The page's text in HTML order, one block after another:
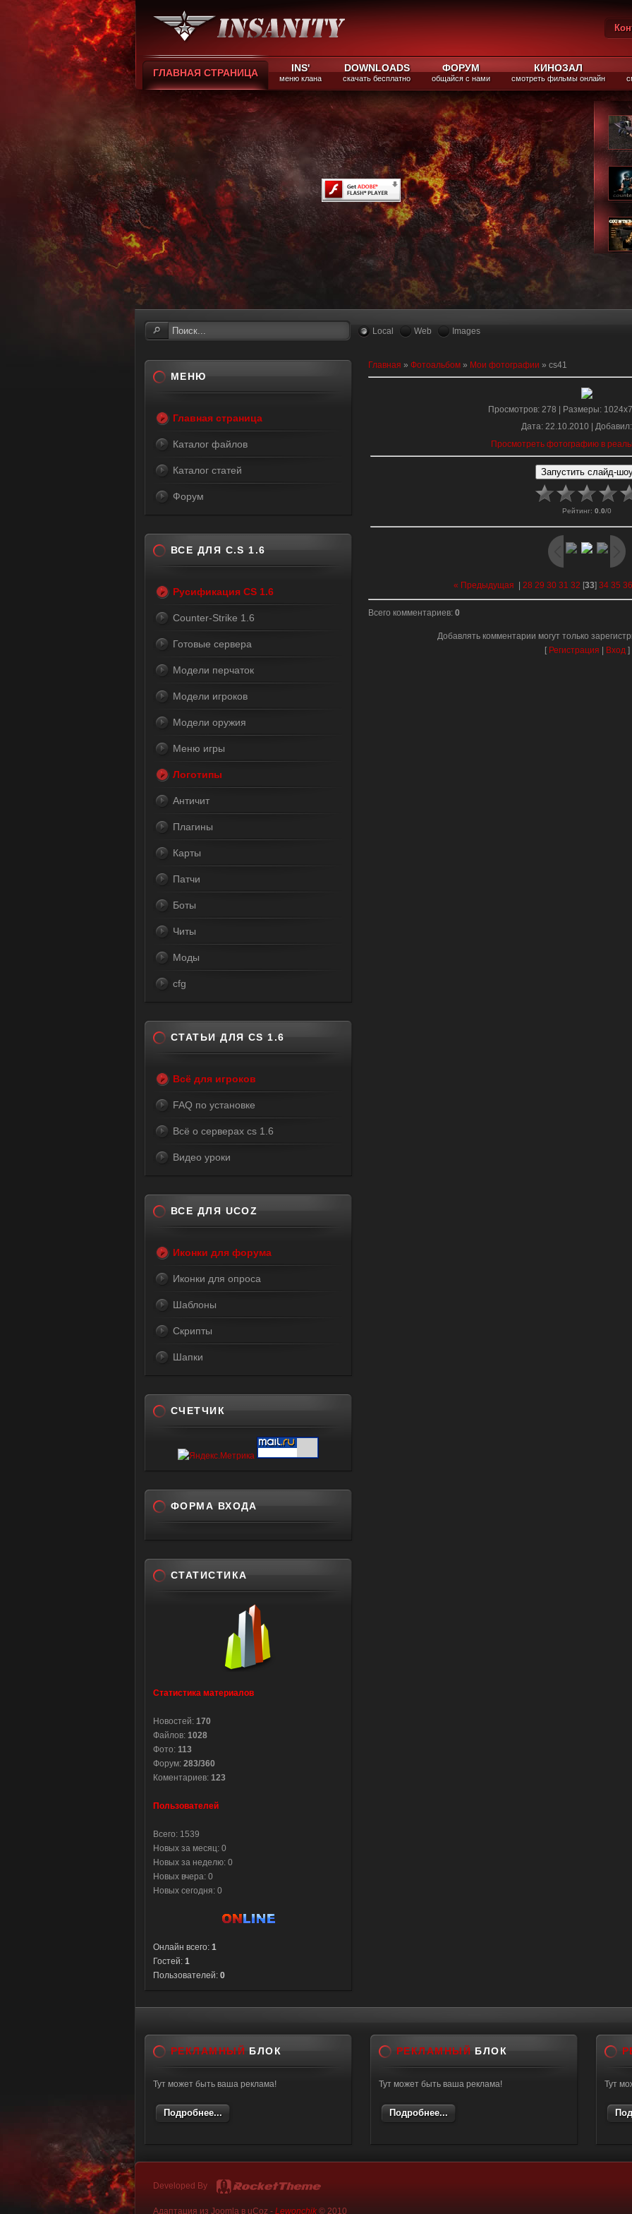
ГЛАВНАЯ СТРАНИЦА INS'
меню клана
DOWNLOADS
скачать бесплатно
ФОРУМ
общайся с нами
КИНОЗАЛ
смотреть фильмы онлайн
Local Web Images
Главная » Фотоальбом » Мои фотографии » cs41
Просмотров: 278 | Размеры:
Дата: 22.10.2010 | Добавил:
Просмотреть фотографию в
Рейтинг: 0.0/0
« Предыдущая 28 29 30 31 32 [33] 34 35 36
Всего комментариев: 0
Добавлять комментарии могут только
[ Регистрация Вход]
МЕНЮ
Главная страница
Каталог файлов
Каталог статей
Форум
ВСЕ ДЛЯ C.S 1.6
Русификация CS 1.6
Counter-Strike 1.6
Готовые сервера
Модели перчаток
Модели игроков
Модели оружия
Меню игры
Логотипы
Античит
Плагины
Карты
Патчи
Боты
Читы
Моды
cfg
СТАТЬИ ДЛЯ CS 1.6
Всё для игроков
FAQ по установке
Всё о серверах cs 1.6
Видео уроки
ВСЕ ДЛЯ UCOZ
Иконки для форума
Иконки для опроса
Шаблоны
Скрипты
Шапки
СЧЕТЧИК
ФОРМА ВХОДА
СТАТИСТИКА
Статистика материалов
Новостей: 170
Файлов: 1028
Фото: 113
Форум: 283/360
Коментариев: 123
Пользователей
Всего: 1539
Новых за месяц: 0
Новых за неделю: 0
Новых вчера: 0
Новых сегодня: 0
Онлайн всего: 1
Гостей: 1
Пользователей: 0
РЕКЛАМНЫЙ БЛОК
Тут может быть ваша реклама!
Подробнее...
РЕКЛАМНЫЙ БЛОК
Тут может быть ваша реклама!
Подробнее...
Тут
Developed By
Адаптация из Joomla в uCoz - Lewonchik© 2010